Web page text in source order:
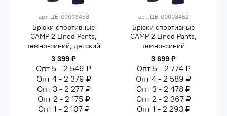
арт. ЦБ-00003453
Брюки спортивные
CAMP 2 Lined Pants,
темно-синий, детский
3 399 ₽
Опт 5 - 2 549 ₽
Опт 4 - 2 379 ₽
Опт 3 - 2 277 ₽
Опт 2 - 2 175 ₽
Опт 1 - 2 107 ₽
арт. ЦБ-00003452
Брюки спортивные
CAMP 2 Lined Pants,
темно-синий
3 699 ₽
Опт 5 - 2 774 ₽
Опт 4 - 2 589 ₽
Опт 3 - 2 478 ₽
Опт 2 - 2 367 ₽
Опт 1 - 2 293 ₽